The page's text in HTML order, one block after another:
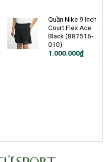
499.000₫.
Quần Nike 9 Inch
Court Flex Ace
Black (887516-
010)
Giá
1.000.000₫
Giá